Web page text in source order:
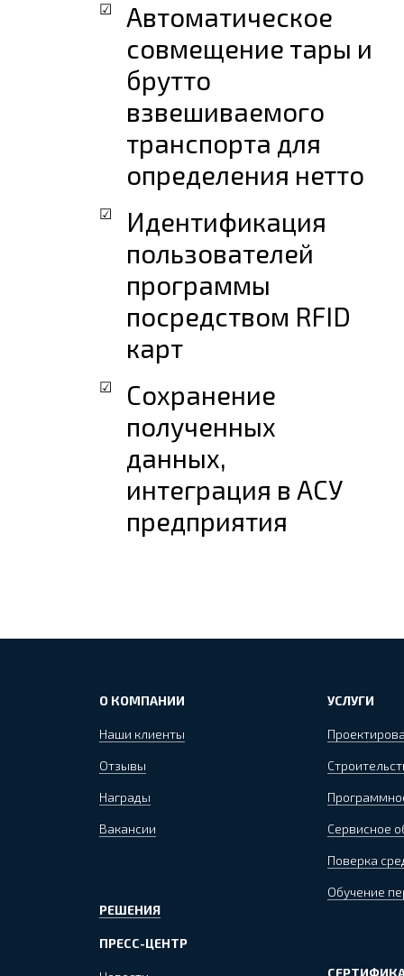
Автоматическое
совмещение тары и
брутто
взвешиваемого
транспорта для
определения нетто
Идентификация
пользователей
программы
посредством RFID
карт
Сохранение
полученных
данных,
интеграция в АСУ
предприятия
О КОМПАНИИ
Наши клиенты
Отзывы
Награды
Вакансии
РЕШЕНИЯ
ПРЕСС-ЦЕНТР
УСЛУГИ
Сервисное
Поверка
Обучение